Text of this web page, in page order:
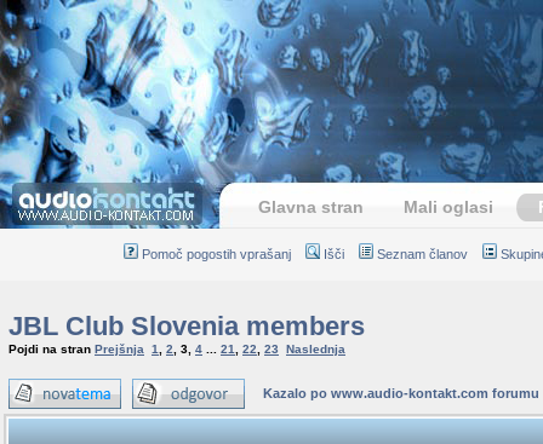
Glavna stran Mali oglasi
Pomoč pogostih vprašanj Išči Seznam članov
JBL Club Slovenia members
Pojdi na stran Prejšnja 1 2 3 4 21 22 23 Naslednja
Kazalo po www.audio-kontakt.com forumu